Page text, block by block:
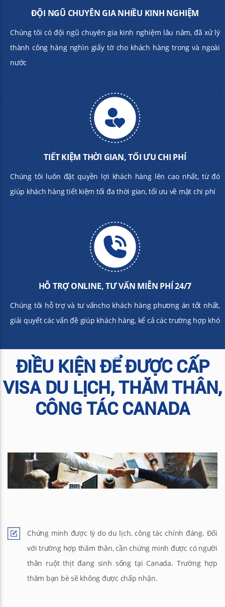
ĐỘI NGŨ CHUYÊN GIA NHIỀU KINH NGHIỆM
Chúng tôi có đội ngũ chuyên gia kinh nghiệm lâu năm, đã xử lý
thành công hàng nghìn giấy tờ cho khách hàng trong và ngoài
nước
TIẾT KIỆM THỜI GIAN, TỐI ƯU CHI PHÍ
Chúng tôi luôn đặt quyền lợi khách hàng lên cao nhất, từ đó
giúp khách hàng tiết kiệm tối đa thời gian, tối ưu về mặt chi phí
HỖ TRỢ ONLINE, TƯ VẤN MIỄN PHÍ 24/7
Chúng tôi hỗ trợ và tư vấncho khách hàng phương án tốt nhất,
giải quyết các vấn đề giúp khách hàng, kể cả các trường hợp khó
ĐIỀU KIỆN ĐỂ ĐƯỢC CẤP
VISA DU LỊCH, THĂM THÂN,
CÔNG TÁC CANADA
Chứng minh được lý do du lịch, công tác chính đáng. Đối
với trường hợp thăm thân, cần chứng minh được có người
thân ruột thịt đang sinh sống tại Canada. Trường hợp
thăm bạn bè sẽ không được chấp nhận.